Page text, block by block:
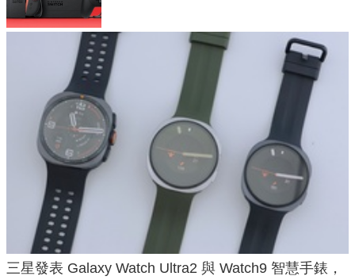
三星發表 Galaxy Watch Ultra2 與 Watch9 智慧手錶，